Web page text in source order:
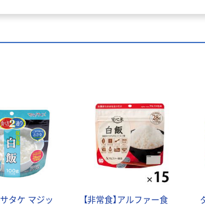
サタケ マジッ
【非常食】アルファー食